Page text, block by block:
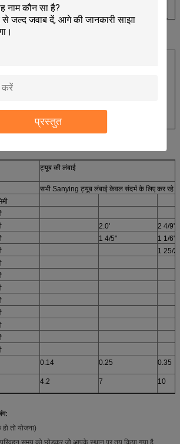
प्रस्तुत
पर्दा
लेपित एल्यूमीनियम लेमिनेट ट्यूब ((AL,EVOH बाधा के रूप में)
एल्यूमीनियम लेमिनेटेड ट्यूब
ट्यूब की लंबाई
सभी Sanying ट्यूब लंबाई केवल संदर्भ के लिए कर रहे
2.0'
2 4/9"
1 4/5"
1 1/6"
1 25/
0.14 0.25 0.35
4.2 7 10
:
तो योजना)
समय को छोड़कर जो आपके स्थान पर तय किया गया है